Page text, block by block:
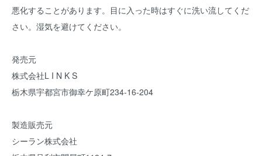
悪化することがあります。目に入った時はすぐに洗い流してくだ
さい。湿気を避けてください。
発売元
株式会社L I N K S
栃木県宇都宮市御幸ケ原町234-16-204
製造販売元
シーラン株式会社